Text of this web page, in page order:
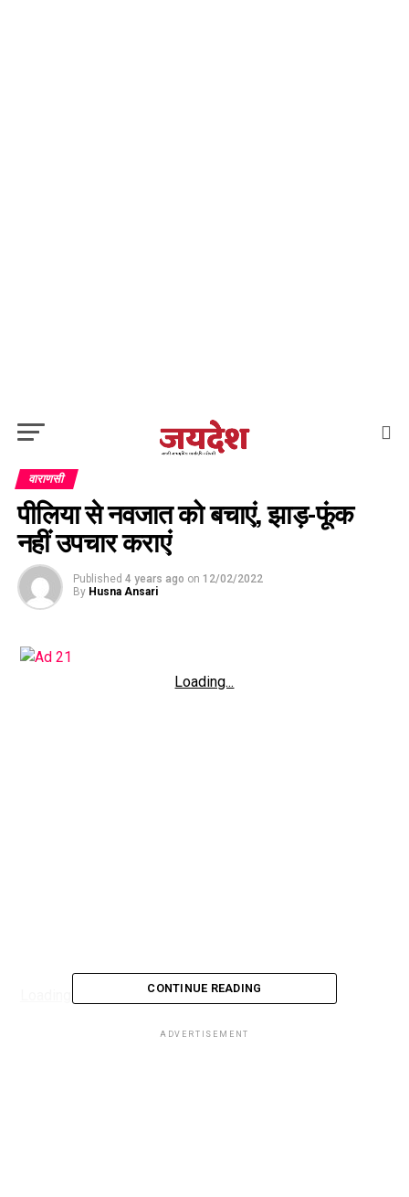
वाराणसी
पीलिया से नवजात को बचाएं, झाड़-फूंक
नहीं उपचार कराएं
Published 4 years ago on 12/02/2022
By Husna Ansari
Loading...
CONTINUE READING
ADVERTISEMENT